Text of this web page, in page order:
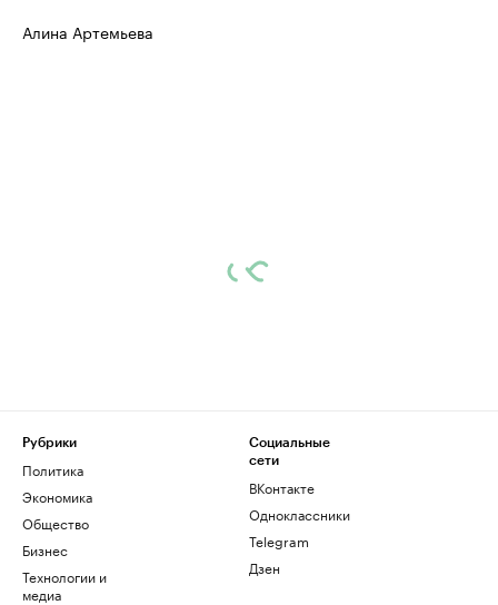
Алина Артемьева
Рубрики
Политика
Экономика
Общество
Бизнес
Технологии и
медиа
Социальные
сети
ВКонтакте
Одноклассники
Telegram
Дзен